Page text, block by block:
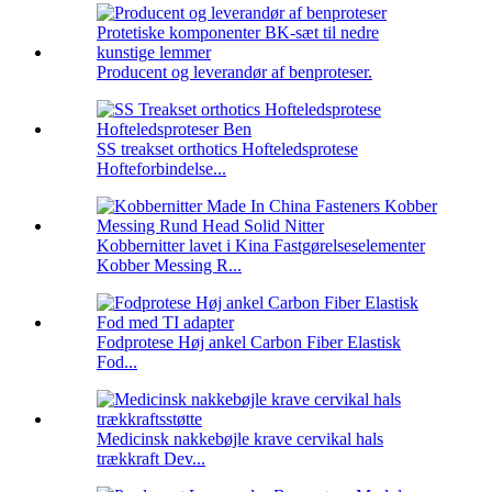
Producent og leverandør af benproteser.
SS treakset orthotics Hofteledsprotese
Hofteforbindelse...
Kobbernitter lavet i Kina Fastgørelseselementer
Kobber Messing R...
Fodprotese Høj ankel Carbon Fiber Elastisk
Fod...
Medicinsk nakkebøjle krave cervikal hals
trækkraft Dev...